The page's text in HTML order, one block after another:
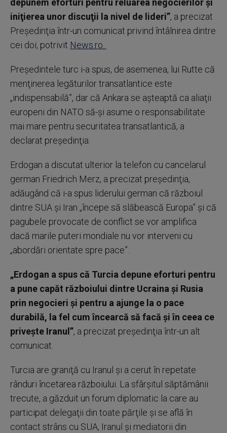
depunem eforturi pentru reluarea negocierilor şi
iniţierea unor discuţii la nivel de lideri”, a precizat
Preşedinţia într-un comunicat privind întâlnirea dintre
cei doi, potrivit News.ro.
Preşedintele turc i-a spus, de asemenea, lui Rutte că
menţinerea legăturilor transatlantice este
„indispensabilă”, dar că Ankara se aşteaptă ca aliaţii
europeni din NATO să-şi asume o responsabilitate
mai mare pentru securitatea transatlantică, a
declarat preşedinţia.
Erdogan a discutat ulterior la telefon cu cancelarul
german Friedrich Merz, a precizat preşedinţia,
adăugând că i-a spus liderului german că războiul
dintre SUA şi Iran „începe să slăbească Europa” şi că
pagubele provocate de conflict se vor amplifica
dacă marile puteri mondiale nu vor interveni cu
„abordări orientate spre pace”.
„Erdogan a spus că Turcia depune eforturi pentru
a pune capăt războiului dintre Ucraina şi Rusia
prin negocieri şi pentru a ajunge la o pace
durabilă, la fel cum încearcă să facă şi în ceea ce
priveşte Iranul”, a precizat preşedinţia într-un alt
comunicat.
Turcia are graniţă cu Iranul şi a cerut în repetate
rânduri încetarea războiului. La sfârşitul săptămânii
trecute, a găzduit un forum diplomatic la care au
participat delegaţii din toate părţile şi se află în
contact strâns cu SUA, Iranul şi mediatorii din